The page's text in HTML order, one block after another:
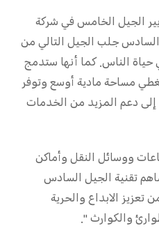
الجيل الخامس في شركة
السادس جلب الجيل التالي من
الناس. كما أنها ستدمج
مساحة مادية أوسع وتوفر
دعم المزيد من الخدمات
ووسائل النقل وأماكن
تقنية الجيل السادس
الابداع والحرية
والكوارث ".